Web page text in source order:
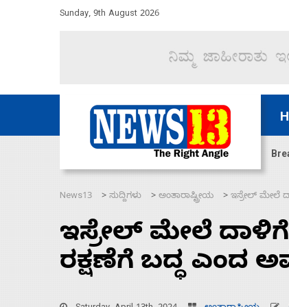
Sunday, 9th August 2026
ಮೂಲಕ 60 ಹಡಗುಗಳನ್ನು ಸುರಕ್ಷಿತವಾಗಿ ಸಾಗಿಸಿದೆ
News13 > ಸುದ್ದಿಗಳು > ಅಂತಾರಾಷ್ಟ್ರೀಯ > ಇಸ್ರೇಲ್‌ ಮೇಲೆ
ಇಸ್ರೇಲ್‌ ಮೇಲೆ
ರಕ್ಷಣೆಗೆ ಬದ್ಧ ಎಂದ